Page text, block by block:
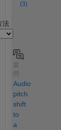
(3)
法
質
Audio
pitch
shift
to
a